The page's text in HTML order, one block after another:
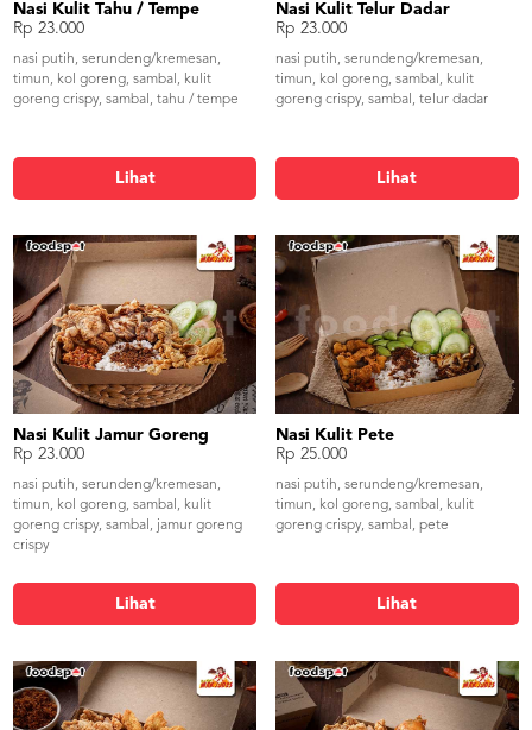
Nasi Kulit Tahu / Tempe
Rp 23.000
nasi putih, serundeng/kremesan,
timun, kol goreng, sambal, kulit
goreng crispy, sambal, tahu / tempe
Lihat
Nasi Kulit Telur Dadar
Rp 23.000
nasi putih, serundeng/kremesan,
timun, kol goreng, sambal, kulit
goreng crispy, sambal, telur dadar
Lihat
Nasi Kulit Jamur Goreng
Rp 23.000
nasi putih, serundeng/kremesan,
timun, kol goreng, sambal, kulit
goreng crispy, sambal, jamur goreng
crispy
Lihat
Nasi Kulit Pete
Rp 25.000
nasi putih, serundeng/kremesan,
timun, kol goreng, sambal, kulit
goreng crispy, sambal, pete
Lihat